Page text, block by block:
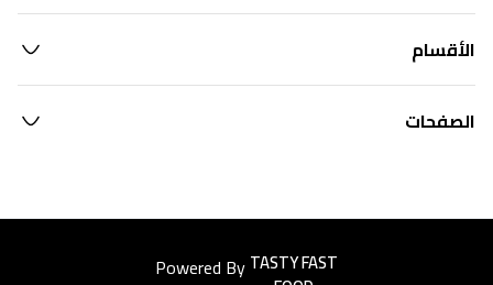
الأقسام
الصفحات
Powered ByEasyorders